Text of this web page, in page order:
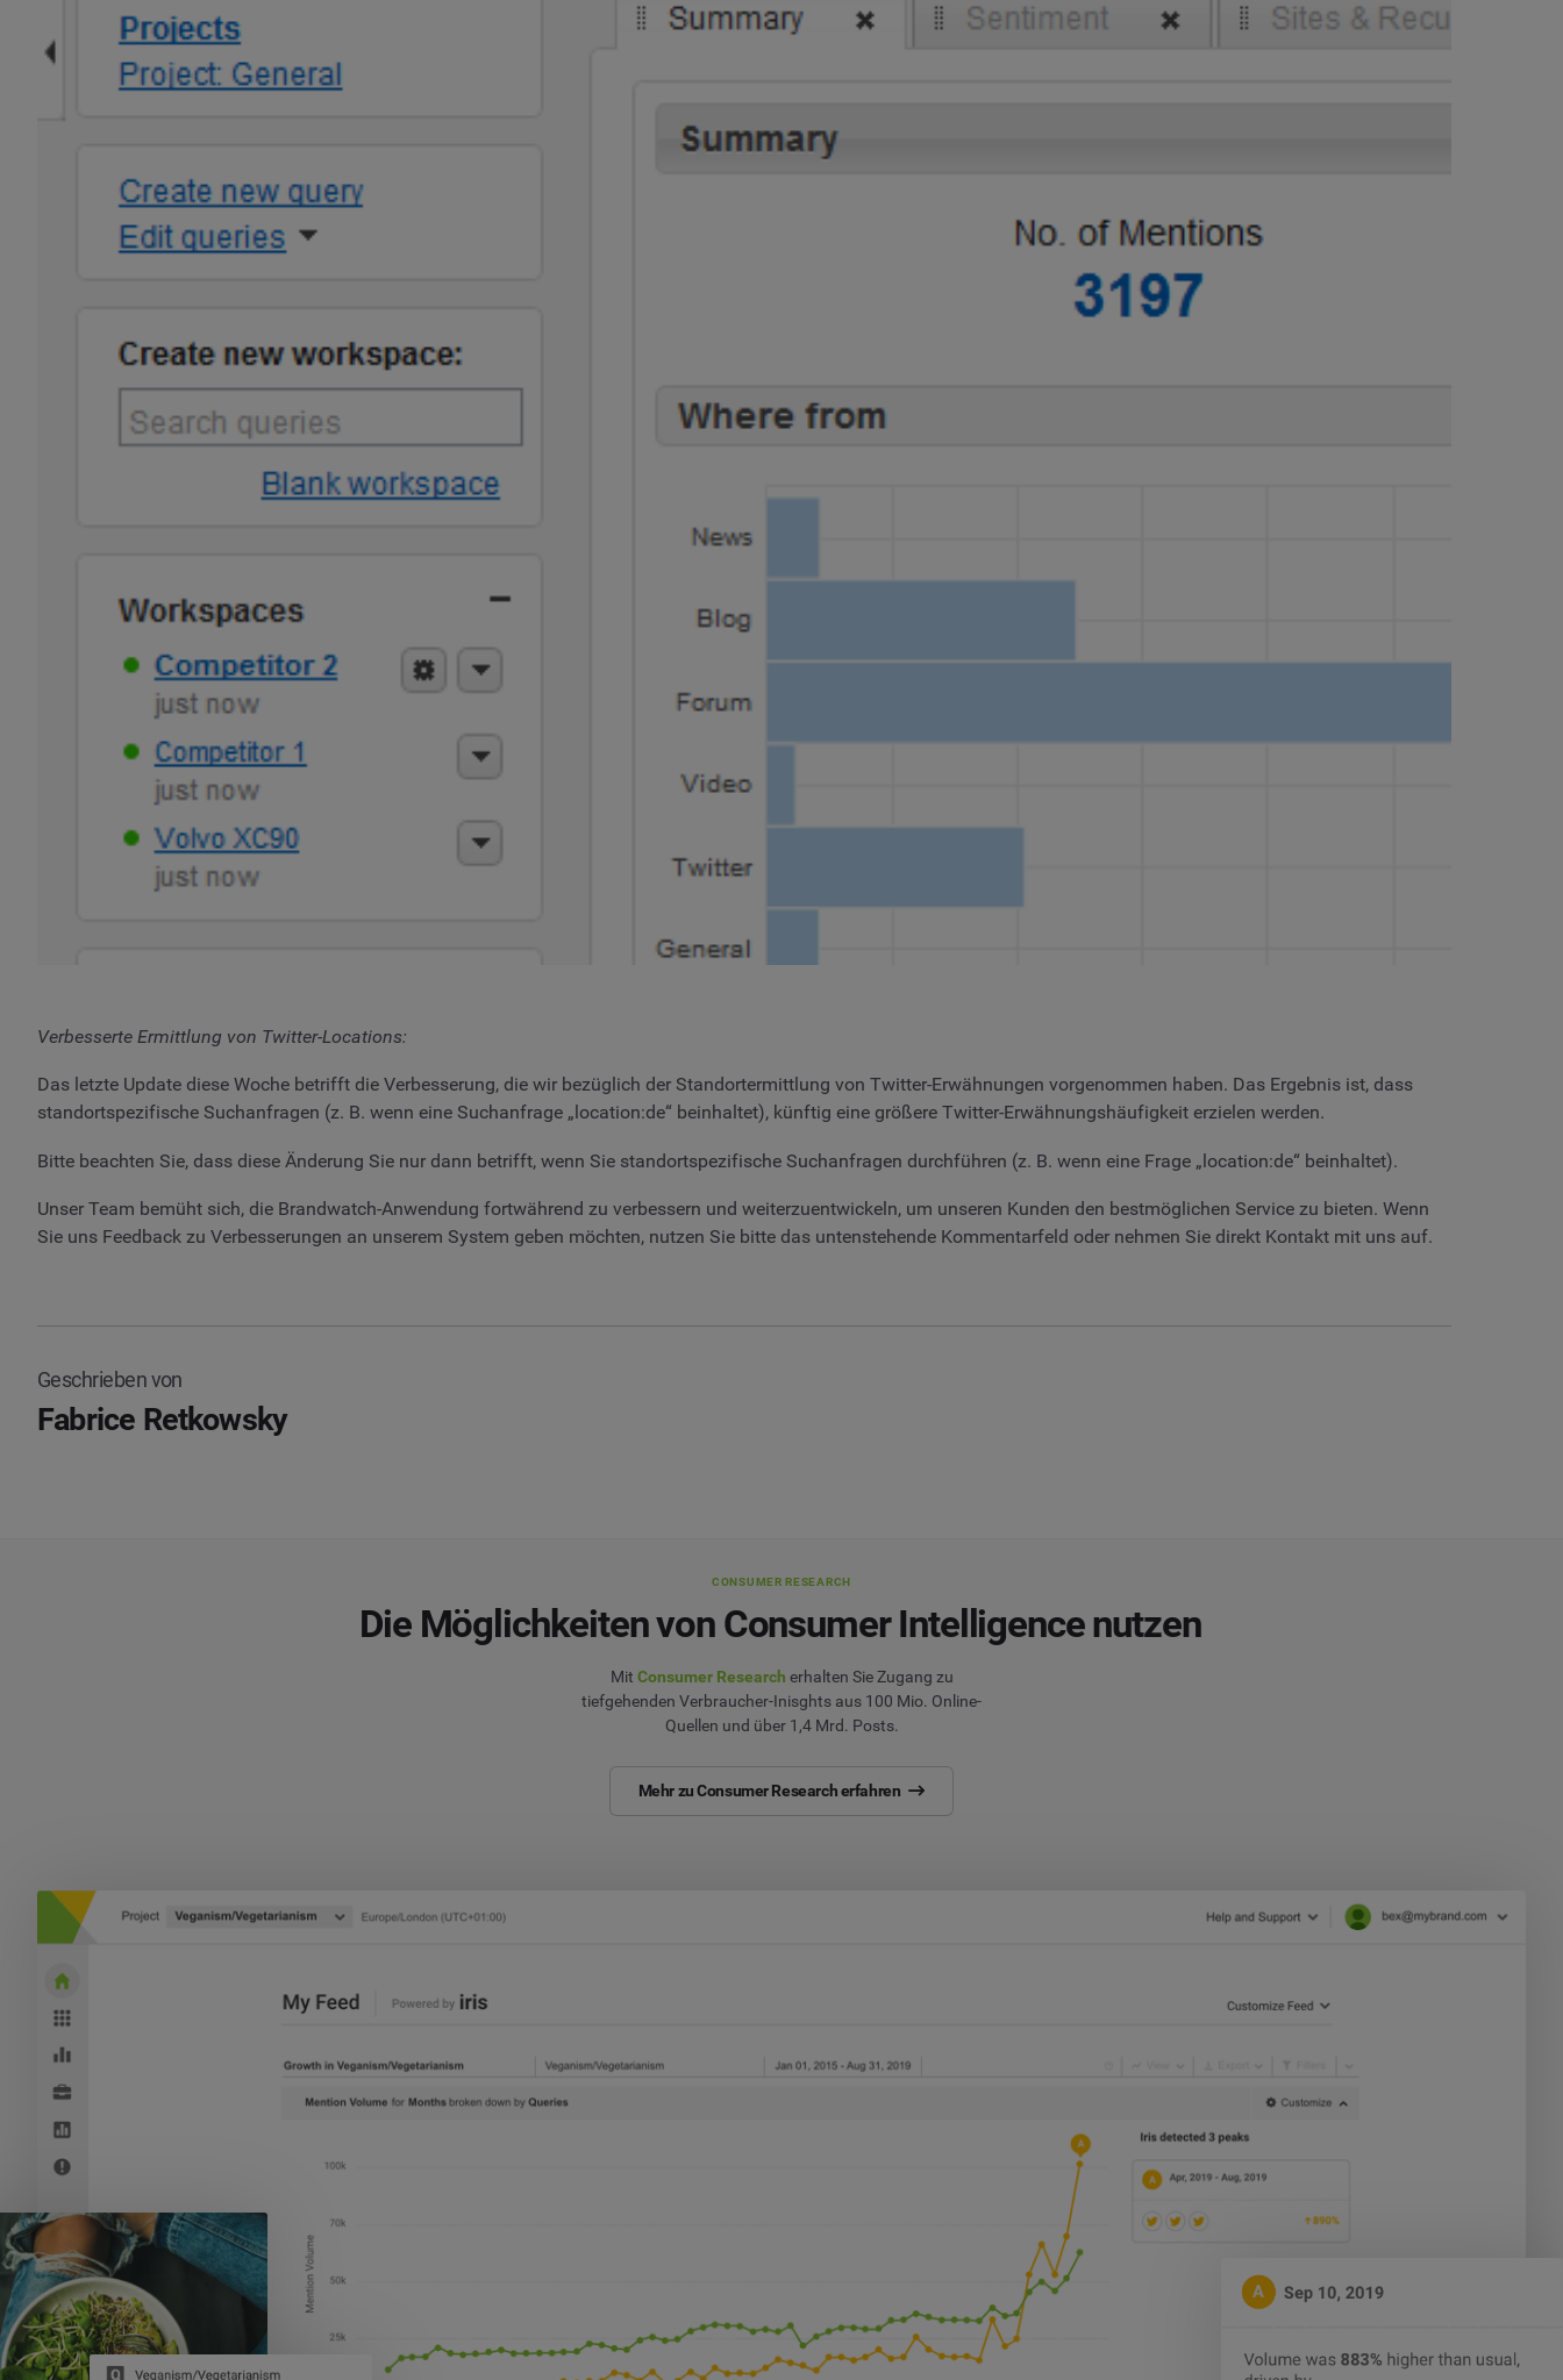
Verbesserte Ermittlung von Twitter-Locations:
Das letzte Update diese Woche betrifft die Verbesserung, die wir bezüglich der Standortermittlung von Twitter-Erwähnungen vorgenommen haben. Das Ergebnis ist, dass
standortspezifische Suchanfragen (z. B. wenn eine Suchanfrage „location:de“ beinhaltet), künftig eine größere Twitter-Erwähnungshäufigkeit erzielen werden.
Bitte beachten Sie, dass diese Änderung Sie nur dann betrifft, wenn Sie standortspezifische Suchanfragen durchführen (z. B. wenn eine Frage „location:de“ beinhaltet).
Unser Team bemüht sich, die Brandwatch-Anwendung fortwährend zu verbessern und weiterzuentwickeln, um unseren Kunden den bestmöglichen Service zu bieten. Wenn
Sie uns Feedback zu Verbesserungen an unserem System geben möchten, nutzen Sie bitte das untenstehende Kommentarfeld oder nehmen Sie direkt Kontakt mit uns auf.
Geschrieben von
Fabrice Retkowsky
CONSUMER RESEARCH
Die Möglichkeiten von Consumer Intelligence nutzen
Mit Consumer Research erhalten Sie Zugang zu
tiefgehenden Verbraucher-Inisghts aus 100 Mio. Online-
Quellen und über 1,4 Mrd. Posts.
Mehr zu Consumer Research erfahren